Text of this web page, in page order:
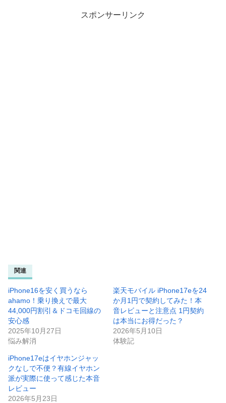
スポンサーリンク
関連
iPhone16を安く買うなら
ahamo！乗り換えで最大
44,000円割引＆ドコモ回線の
安心感
2025年10月27日
悩み解消
楽天モバイル iPhone17eを24
か月1円で契約してみた！本
音レビューと注意点 1円契約
は本当にお得だった？
2026年5月10日
体験記
iPhone17eはイヤホンジャッ
クなしで不便？有線イヤホン
派が実際に使って感じた本音
レビュー
2026年5月23日